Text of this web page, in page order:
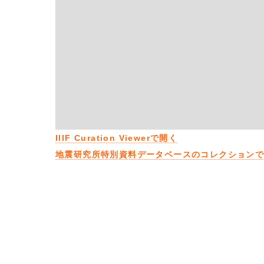
IIIF Curation Viewerで開く
地震研究所特別資料データベースのコレクション